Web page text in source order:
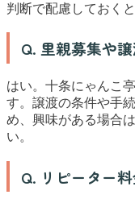
判断で配慮しておく
Q. 里親募集や
はい。十条にゃんこ
す。譲渡の条件や手
め、興味がある場合は
い。
Q. リピーター